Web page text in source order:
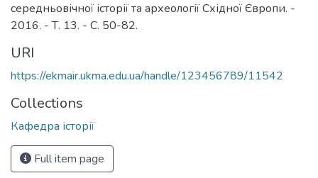
середньовічної історії та археології Східної Європи. -
2016. - Т. 13. - С. 50-82.
URI
https://ekmair.ukma.edu.ua/handle/123456789/11542
Collections
Кафедра історії
Full item page